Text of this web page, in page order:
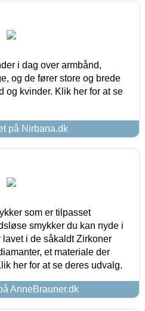
i dag over armbånd,
og de fører store og brede
og kvinder. Klik her for at se
på Nirbana.dk
som er tilpasset
smykker du kan nyde i
lavet i de såkaldt Zirkoner
et materiale der
her for at se deres udvalg.
AnneBrauner.dk